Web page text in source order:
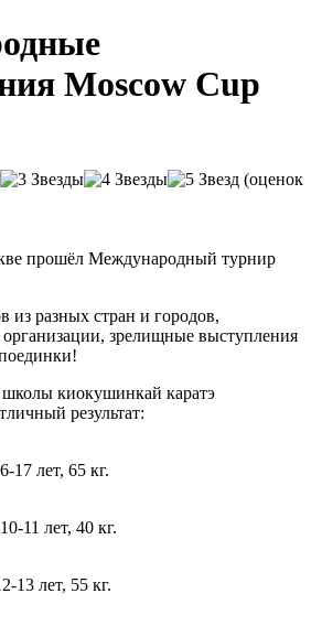
Moscow Cup
(оценок
прошёл Международный турнир
из разных стран и городов,
зрелищные выступления
киокушинкай каратэ
результат:
лет, 65 кг.
11 лет, 40 кг.
13 лет, 55 кг.